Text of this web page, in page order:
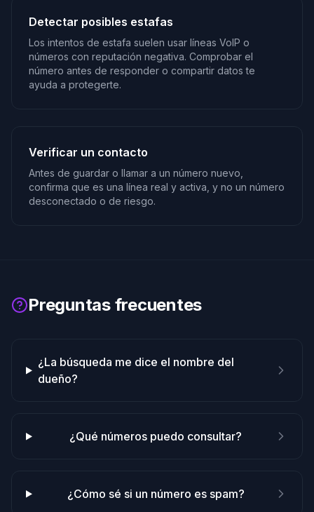
Detectar posibles estafas
Los intentos de estafa suelen usar líneas VoIP o
números con reputación negativa. Comprobar el
número antes de responder o compartir datos te
ayuda a protegerte.
Verificar un contacto
Antes de guardar o llamar a un número nuevo,
confirma que es una línea real y activa, y no un número
desconectado o de riesgo.
Preguntas frecuentes
¿La búsqueda me dice el nombre del
dueño?
¿Qué números puedo consultar?
¿Cómo sé si un número es spam?